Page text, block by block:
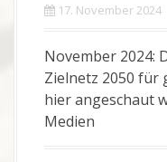
17. November 2024
November 2024:
Zielnetz 2050 für
hier angeschaut
Medien